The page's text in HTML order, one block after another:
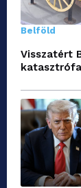
Belföld
Visszatért